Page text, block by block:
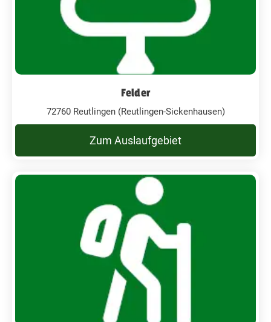
Felder
72760 Reutlingen (Reutlingen-Sickenhausen)
Zum Auslaufgebiet